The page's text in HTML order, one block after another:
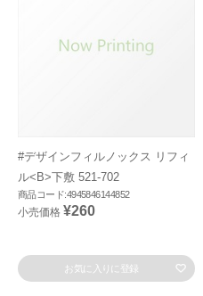
#デザインフィルノックス リフィ
ル<B>下敷 521-702
商品コード:4945846144852
小売価格 ¥260
お気に入りに登録